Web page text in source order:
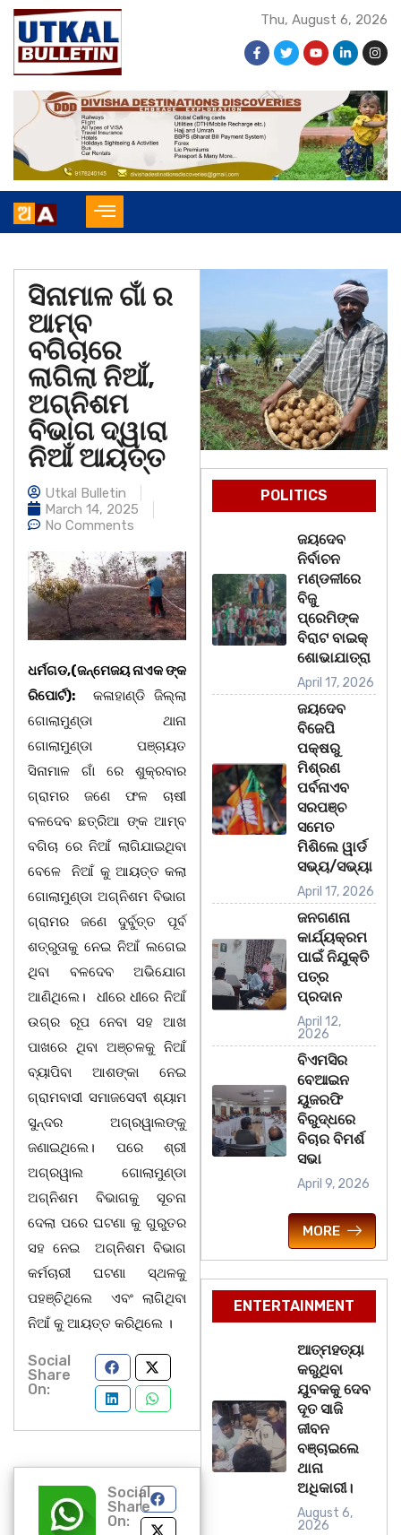
Thu, August 6, 2026
ସିନାମାଳ ଗାଁ ର
ଆମ୍ବ
ବଗିଚାରେ
ଲାଗିଲା ନିଆଁ,
ଅଗ୍ନିଶମ
ବିଭାଗ ଦ୍ୱାରା
ନିଆଁ ଆୟତ୍ତ
Utkal Bulletin
March 14, 2025
No Comments
ଧର୍ମଗଡ,(ଜନ୍ମେଜୟ ନାଏକ ଙ୍କ
ରିପୋର୍ଟ): କଳାହାଣ୍ଡି ଜିଲ୍ଲା
ଗୋଲାମୁଣ୍ଡା ଥାନା
ଗୋଲାମୁଣ୍ଡା ପଞ୍ଚାୟତ
ସିନାମାଳ ଗାଁ ରେ ଶୁକ୍ରବାର
ଗ୍ରାମର ଜଣେ ଫଳ ଚାଷୀ
ବଳଦେବ ଛତ୍ରିଆ ଙ୍କ ଆମ୍ବ
ବଗିଚା ରେ ନିଆଁ ଲାଗିଯାଇଥିବା
ବେଳେ ନିଆଁ କୁ ଆୟତ୍ତ କଲା
ଗୋଲାମୁଣ୍ଡା ଅଗ୍ନିଶମ ବିଭାଗ
ଗ୍ରାମର ଜଣେ ଦୁର୍ବୁତ୍ତ ପୂର୍ବ
ଶତ୍ରୁତାକୁ ନେଇ ନିଆଁ ଲଗେଇ
ଥିବା ବଳଦେବ ଅଭିଯୋଗ
ଆଣିଥିଲେ। ଧୀରେ ଧୀରେ ନିଆଁ
ଉଗ୍ର ରୂପ ନେବା ସହ ଆଖ
ପାଖରେ ଥିବା ଅଞ୍ଚଳକୁ ନିଆଁ
ବ୍ୟାପିବା ଆଶଙ୍କା ନେଇ
ଗ୍ରାମବାସୀ ସମାଜସେବୀ ଶ୍ୟାମ
ସୁନ୍ଦର ଅଗ୍ରୱାଲଙ୍କୁ
ଜଣାଇଥିଲେ। ପରେ ଶ୍ରୀ
ଅଗ୍ରୱାଲ ଗୋଲାମୁଣ୍ଡା
ଅଗ୍ନିଶମ ବିଭାଗକୁ ସୂଚନା
ଦେଲା ପରେ ଘଟଣା କୁ ଗୁରୁତର
ସହ ନେଇ ଅଗ୍ନିଶମ ବିଭାଗ
କର୍ମଚାରୀ ଘଟଣା ସ୍ଥଳକୁ
ପହଞ୍ଚିଥିଲେ ଏବଂ ଲାଗିଥିବା
ନିଆଁ କୁ ଆୟତ୍ତ କରିଥିଲେ ।
Social
Share
On:
Social
Share
On:
POLITICS
ଜୟଦେବ
ନିର୍ବାଚନ
ମଣ୍ଡଳୀରେ
ବିଜୁ
ପ୍ରେମିଙ୍କ
ବିରାଟ ବାଇକ୍
ଶୋଭାଯାତ୍ରା
April 17, 2026
ଜୟଦେବ
ବିଜେପି
ପକ୍ଷରୁ
ମିଶ୍ରଣ
ପର୍ବନାଏବ
ସରପଞ୍ଚ
ସମେତ
ମିଶିଲେ ୱାର୍ଡ
ସଭ୍ୟ/ସଭ୍ୟା
April 17, 2026
ଜନଗଣନା
କାର୍ଯ୍ୟକ୍ରମ
ପାଇଁ ନିଯୁକ୍ତି
ପତ୍ର
ପ୍ରଦାନ
April 12,
2026
ବିଏମସିର
ବେଆଇନ
ୟୁଜରଫି
ବିରୁଦ୍ଧରେ
ବିଚାର ବିମର୍ଶ
ସଭା
April 9, 2026
MORE
ENTERTAINMENT
ଆତ୍ମହତ୍ୟା
କରୁଥିବା
ଯୁବକକୁ ଦେବ
ଦୂତ ସାଜି
ଜୀବନ
ବଞ୍ଚାଇଲେ
ଥାନା
ଅଧିକାରୀ।
August 6,
2026